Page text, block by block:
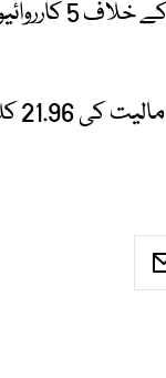
اے این ایف نے ملک کے مختلف شہروں میں
مختلف